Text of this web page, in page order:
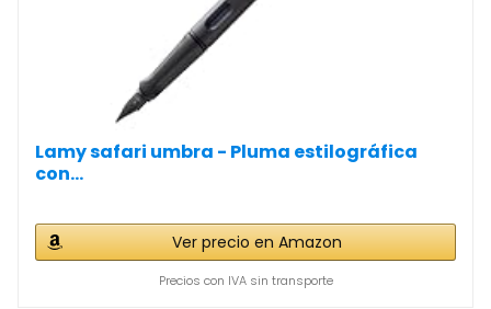
Lamy safari umbra - Pluma estilográfica
con...
Ver precio en Amazon
Precios con IVA sin transporte